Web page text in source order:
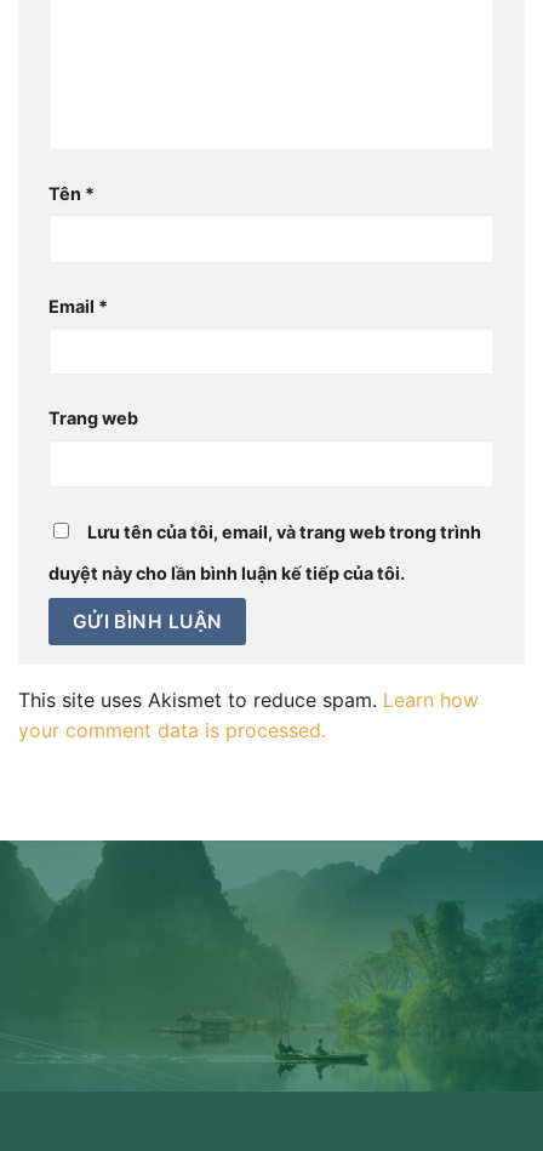
Tên *
Email *
Trang web
Lưu tên của tôi, email, và trang web trong trình
duyệt này cho lần bình luận kế tiếp của tôi.
This site uses Akismet to reduce spam. Learn how
your comment data is processed.